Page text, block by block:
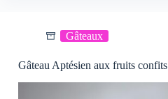
Gâteaux
Gâteau Aptésien aux fruits confits